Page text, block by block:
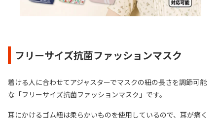
フリーサイズ抗菌ファッションマスク
着ける人に合わせてアジャスターでマスクの紐の長さを調節可能
な「フリーサイズ抗菌ファッションマスク」です。
耳にかけるゴム紐は柔らかいものを使用しているので、耳が痛く